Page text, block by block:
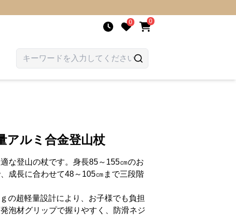
0 0
アルミ合金登山杖
な登山の杖です。身長85～155㎝のお
成長に合わせて48～105㎝まで三段階
の超軽量設計により、お子様でも負担
泡材グリップで握りやすく、防滑ネジ